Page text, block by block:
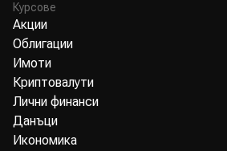
Курсове
Акции
Облигации
Имоти
Криптовалути
Лични финанси
Данъци
Икономика